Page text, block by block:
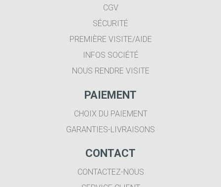
CGV
SÉCURITÉ
PREMIÈRE VISITE/AIDE
INFOS SOCIÉTÉ
NOUS RENDRE VISITE
PAIEMENT
CHOIX DU PAIEMENT
GARANTIES-LIVRAISONS
CONTACT
CONTACTEZ-NOUS